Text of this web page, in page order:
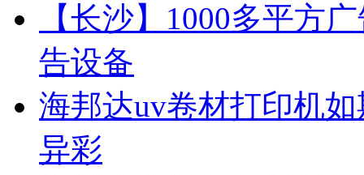
【长沙】1000多平方
告设备
海邦达uv卷材打印机
异彩